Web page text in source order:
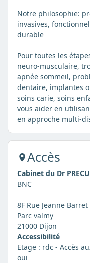
Notre philosophie:
invasives,
durable
Pour toutes les
neuro-musculaire,
apnée sommeil,
dentaire, implantes
soins carie, soins
vous aider en
en approche multi-
Accès
Cabinet du Dr
BNC
8F Rue Jeanne Barret
Parc valmy
21000 Dijon
Accessibilité
Etage : rdc - Accès
oui